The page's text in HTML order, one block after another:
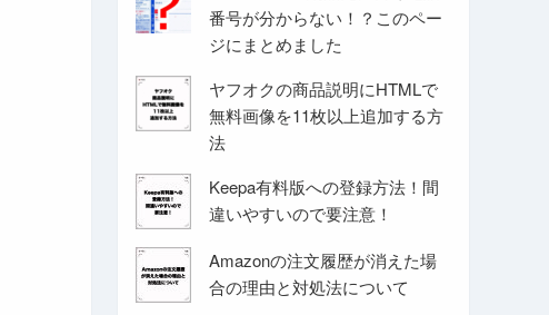
番号が分からない！？このペー
ジにまとめました
ヤフオクの商品説明にHTMLで
無料画像を11枚以上追加する方
法
Keepa有料版への登録方法！間
違いやすいので要注意！
Amazonの注文履歴が消えた場
合の理由と対処法について